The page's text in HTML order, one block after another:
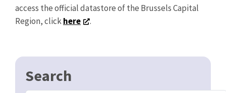
access the official datastore of the Brussels Capital
Region, clickhere .
Search